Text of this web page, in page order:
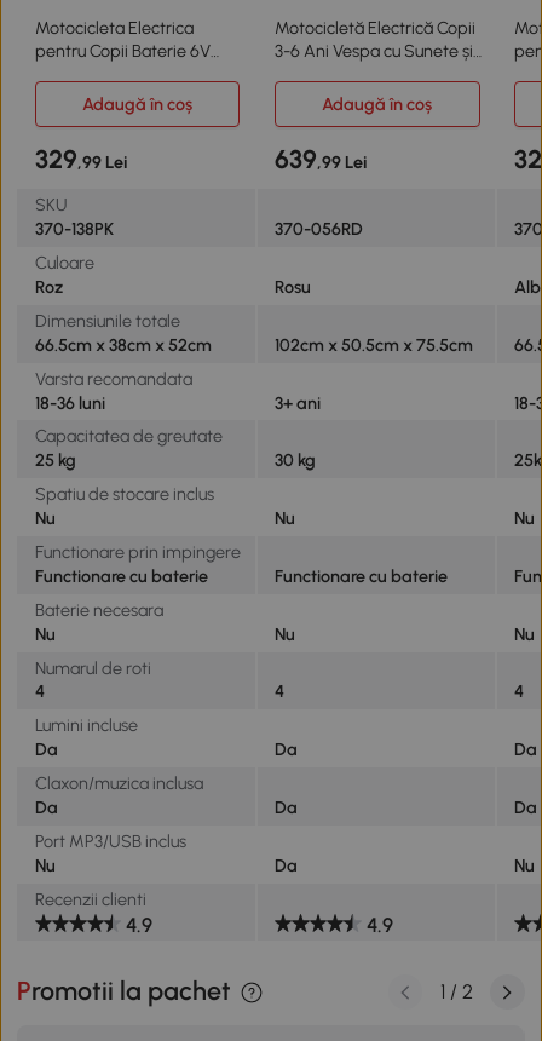
Motocicleta Electrica
pentru Copii Baterie 6V
Motocicletă Electrică Copii
3-6 Ani Vespa cu Sunete și
Adaugă în coș
Adaugă în coș
329,99 Lei 639,99 Lei
SKU
370-138PK
370-056RD
Culoare
Roz
Rosu
Alb
Dimensiunile totale
66.5cm x 38cm x 52cm
102cm x 50.5cm x 75.5cm
Varsta recomandata
18-36 luni
3+ ani
18-
Capacitatea de greutate
25 kg
30 kg
Spatiu de stocare inclus
Nu
Nu
Nu
Functionare prin impingere
Functionare cu baterie
Functionare cu baterie
Baterie necesara
Nu
Nu
Nu
Numarul de roti
4
4
4
Lumini incluse
Da
Da
Da
Claxon/muzica inclusa
Da
Da
Da
Port MP3/USB inclus
Nu
Da
Nu
Recenzii clienti
4.9 4.9
Promotii la pachet 1 / 2